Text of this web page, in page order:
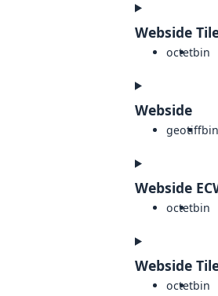
Webside
octetbin
Webside
geotiffbin
Webside
octetbin
Webside
octetbin